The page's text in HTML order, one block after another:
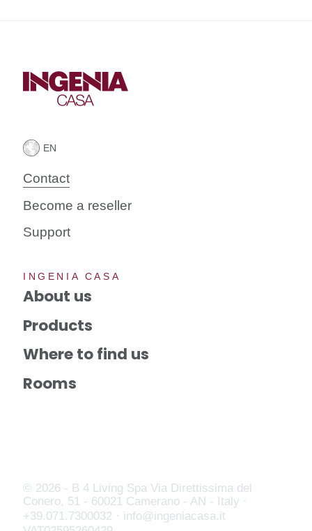
Contact
Become a reseller
Support
INGENIA CASA
About us
Products
Where to find us
Rooms
© 2026 - B 4 Living Spa Via Direttissima del
Conero, 51 - 60021 Camerano - AN - Italy ·
+39.071.7300032 · info@ingeniacasa.it